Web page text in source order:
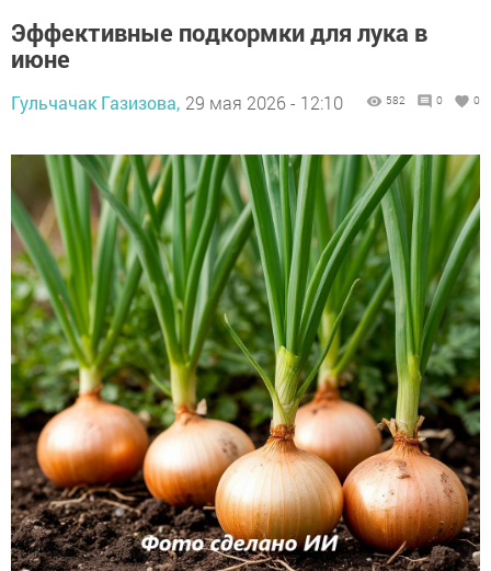
Эффективные подкормки для лука в
июне
Гульчачак Газизова, 29 мая 2026 - 12:10 582 0 0